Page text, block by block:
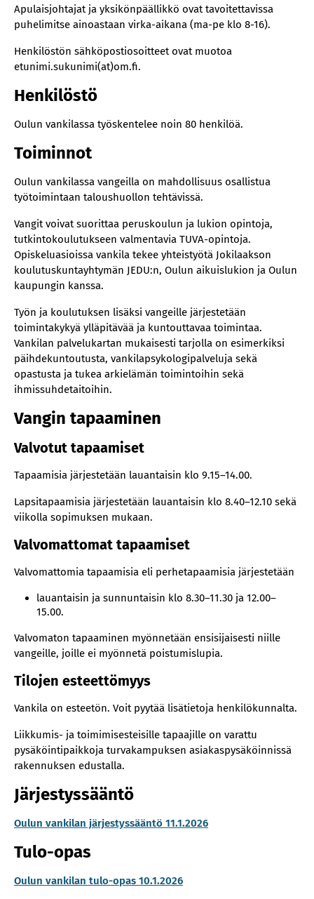
Apulaisjohtajat ja yksikönpäällikkö ovat tavoitettavissa
puhelimitse ainoastaan virka-aikana (ma-pe klo 8-16).
Henkilöstön sähköpostiosoitteet ovat muotoa
etunimi.sukunimi(at)om.fi.
Henkilöstö
Oulun vankilassa työskentelee noin 80 henkilöä.
Toiminnot
Oulun vankilassa vangeilla on mahdollisuus osallistua
työtoimintaan taloushuollon tehtävissä.
Vangit voivat suorittaa peruskoulun ja lukion opintoja,
tutkintokoulutukseen valmentavia TUVA-opintoja.
Opiskeluasioissa vankila tekee yhteistyötä Jokilaakson
koulutuskuntayhtymän JEDU:n, Oulun aikuislukion ja Oulun
kaupungin kanssa.
Työn ja koulutuksen lisäksi vangeille järjestetään
toimintakykyä ylläpitävää ja kuntouttavaa toimintaa.
Vankilan palvelukartan mukaisesti tarjolla on esimerkiksi
päihdekuntoutusta, vankilapsykologipalveluja sekä
opastusta ja tukea arkielämän toimintoihin sekä
ihmissuhdetaitoihin.
Vangin tapaaminen
Valvotut tapaamiset
Tapaamisia järjestetään lauantaisin klo 9.15–14.00.
Lapsitapaamisia järjestetään lauantaisin klo 8.40–12.10 sekä
viikolla sopimuksen mukaan.
Valvomattomat tapaamiset
Valvomattomia tapaamisia eli perhetapaamisia järjestetään
lauantaisin ja sunnuntaisin klo 8.30–11.30 ja 12.00–
15.00.
Valvomaton tapaaminen myönnetään ensisijaisesti niille
vangeille, joille ei myönnetä poistumislupia.
Tilojen esteettömyys
Vankila on esteetön. Voit pyytää lisätietoja henkilökunnalta.
Liikkumis- ja toimimisesteisille tapaajille on varattu
pysäköintipaikkoja turvakampuksen asiakaspysäköinnissä
rakennuksen edustalla.
Järjestyssääntö
Oulun vankilan järjestyssääntö 11.1.2026
Tulo-opas
Oulun vankilan tulo-opas 10.1.2026